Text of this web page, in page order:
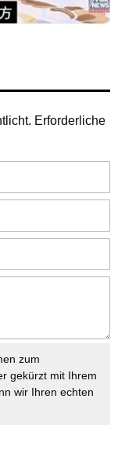
Erforderliche
zum
gekürzt mit Ihrem
wir Ihren echten